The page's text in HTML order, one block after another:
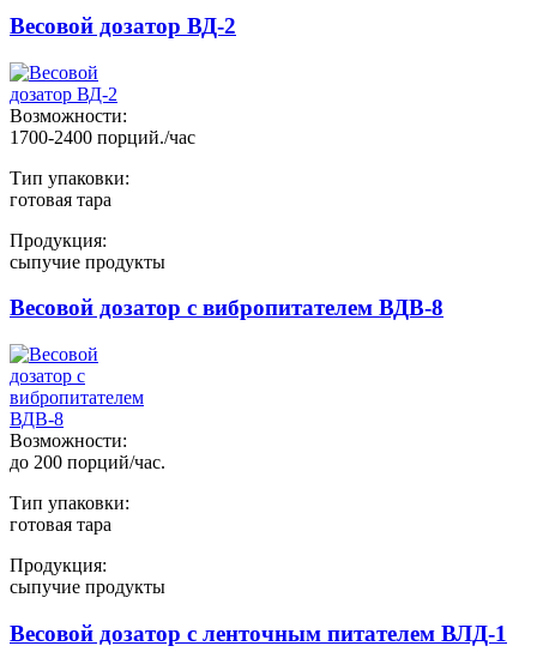
Весовой дозатор ВД-2
Возможности:
1700-2400 порций./час
Тип упаковки:
готовая тара
Продукция:
сыпучие продукты
Весовой дозатор с вибропитателем ВДВ-8
Возможности:
до 200 порций/час.
Тип упаковки:
готовая тара
Продукция:
сыпучие продукты
Весовой дозатор с ленточным питателем ВЛД-1